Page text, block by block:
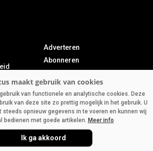
Adverteren
Abonneren
Contact
DISCLAIMER AGRIMEDIA
van functionele en analytische cookies. Deze
van deze site zo prettig mogelijk in het gebruik. U
steeds opnieuw gegevens in te voeren en kunnen wij
bedienen met goede artikelen. Meer info
Ik ga akkoord